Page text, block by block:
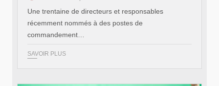
Une trentaine de directeurs et responsables
récemment nommés à des postes de
commandement…
SAVOIR PLUS